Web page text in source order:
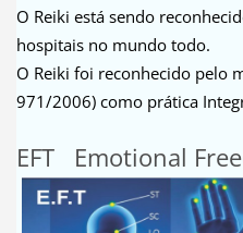
O Reiki está sendo
hospitais no mundo todo.
O Reiki foi reconhecido pelo
971/2006) como prática
EFT Emotional